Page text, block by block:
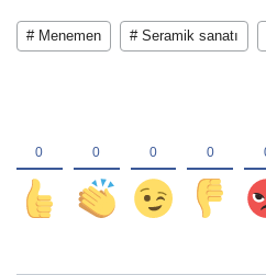
# Menemen # Seramik sanatı